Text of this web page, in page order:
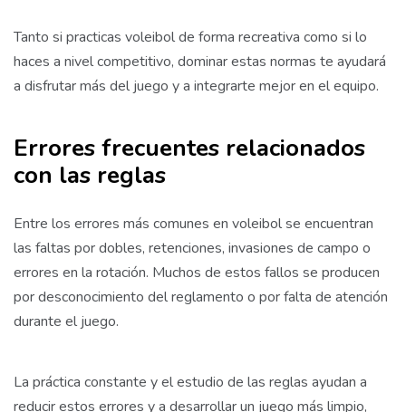
Tanto si practicas voleibol de forma recreativa como si lo
haces a nivel competitivo, dominar estas normas te ayudará
a disfrutar más del juego y a integrarte mejor en el equipo.
Errores frecuentes relacionados
con las reglas
Entre los errores más comunes en voleibol se encuentran
las faltas por dobles, retenciones, invasiones de campo o
errores en la rotación. Muchos de estos fallos se producen
por desconocimiento del reglamento o por falta de atención
durante el juego.
La práctica constante y el estudio de las reglas ayudan a
reducir estos errores y a desarrollar un juego más limpio,